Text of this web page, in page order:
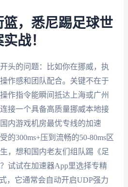
，悉尼踢足球世
战！
头的问题：比如你在挪威，执
作感和团队配合。关键不在于
作指令能瞬间抵达上海或广州
接一个具备高质量挪威本地接
内游戏机房最优专线的加速
的300ms+压到流畅的50-80ms区
，想和国内老友们组队踢《足
试试在加速器App里选择专精
，它通常会自动开启UDP强力